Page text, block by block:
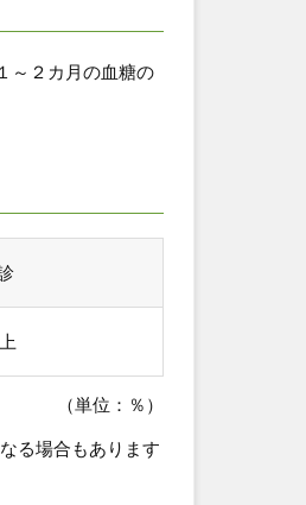
～２カ月の血糖の
（単位：％）
る場合もあります